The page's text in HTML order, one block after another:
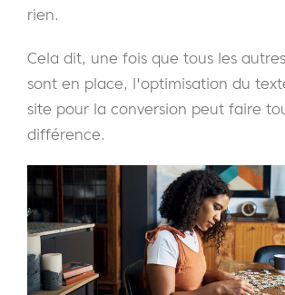
rien.
Cela dit, une fois que tous les
sont en place, l'optimisation du
site pour la conversion peut faire
différence.